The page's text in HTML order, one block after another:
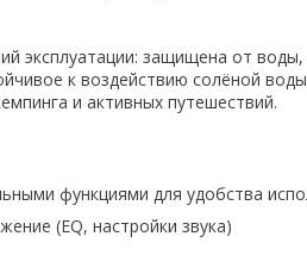
эксплуатации: защищена от
к воздействию солёной
и активных путешествий.
функциями для удобства
(EQ, настройки звука)